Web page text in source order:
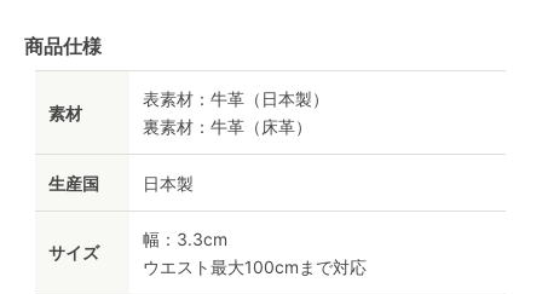
商品仕様
素材
表素材：牛革（日本製）
裏素材：牛革（床革）
生産国 日本製
サイズ
幅：3.3cm
ウエスト最大100cmまで対応